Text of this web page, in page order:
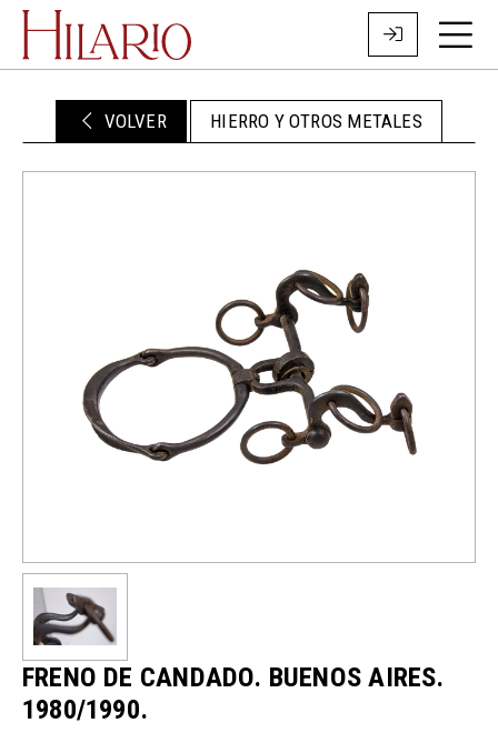
VOLVER HIERRO Y OTROS METALES
FRENO DE CANDADO. BUENOS AIRES.
1980/1990.